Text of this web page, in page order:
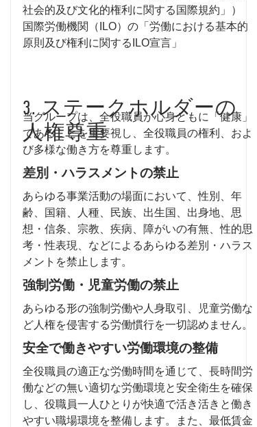
社会的及び文化的権利に関する国際規約」）
国際労働機関（ILO）の「労働における基本的
原則及び権利に関するILO宣言」
3. ステークホルダーの
人権尊重
当グループは、全役職員が心身ともに「健康」
であることを重要視し、全役職員の権利、およ
び多様な働き方を尊重します。
差別・ハラスメントの禁止
あらゆる事業活動の場面において、性別、年
齢、国籍、人種、民族、出生国、出身地、思
想・信条、宗教、疾病、障がいの有無、性的思
考・性表現、などによるあらゆる差別・ハラス
メントを禁止します。
強制労働・児童労働の禁止
あらゆる形の強制労働や人身取引、児童労働な
ど人権を侵害する労働慣行を一切認めません。
安全で働きやすい労働環境の整備
全役職員の適正な労働時間を通じて、長時間労
働などの無い適切な労働環境と安全衛生を確保
し、役職員一人ひとりが快適で活き活きと働き
やすい職場環境を整備します。また、最低賃金